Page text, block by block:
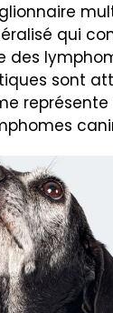
qui
des
sont
représente